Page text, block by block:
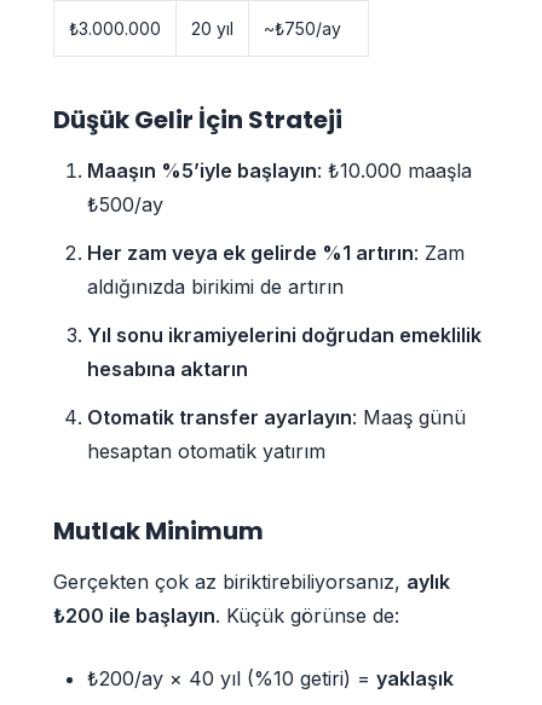
₺3.000.000 20 yıl ~₺750/ay
Düşük Gelir İçin Strateji
Maaşın %5’iyle başlayın: ₺10.000 maaşla
₺500/ay
Her zam veya ek gelirde %1 artırın: Zam
aldığınızda birikimi de artırın
Yıl sonu ikramiyelerini doğrudan emeklilik
hesabına aktarın
Otomatik transfer ayarlayın: Maaş günü
hesaptan otomatik yatırım
Mutlak Minimum
Gerçekten çok az biriktirebiliyorsanız, aylık
₺200 ile başlayın. Küçük görünse de:
₺200/ay × 40 yıl (%10 getiri) = yaklaşık